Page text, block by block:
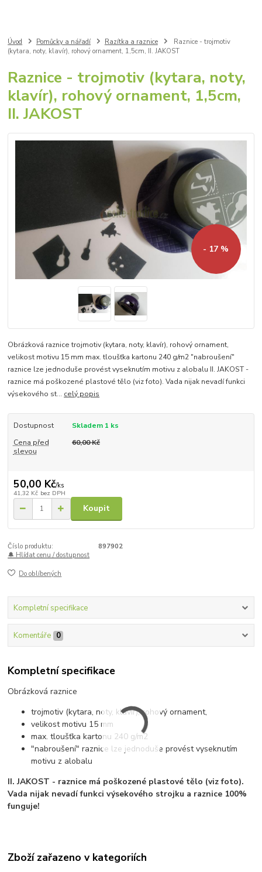
Úvod Pomůcky a nářadí Razítka a raznice
Raznice - trojmotiv
(kytara, noty, klavír), rohový ornament, 1,5cm, II. JAKOST
Raznice - trojmotiv (kytara, noty,
klavír), rohový ornament, 1,5cm,
II. JAKOST
- 17 %
Obrázková raznice trojmotiv (kytara, noty, klavír), rohový ornament,
velikost motivu 15 mm max. tloušťka kartonu 240 g/m2 "nabroušení"
raznice lze jednoduše provést vyseknutím motivu z alobalu II. JAKOST -
raznice má poškozené plastové tělo (viz foto). Vada nijak nevadí funkci
výsekového st... celý popis
Dostupnost
Skladem 1 ks
Cena před
slevou
60,00 Kč
50,00 Kč/ks
41,32 Kč bez DPH
Koupit
Číslo produktu:
897902
🔔 Hlídat cenu / dostupnost
Do oblíbených
Kompletní specifikace
Komentáře 0
Kompletní specifikace
Obrázková raznice
trojmotiv (kytara, noty, klavír), rohový ornament,
velikost motivu 15 mm
max. tloušťka kartonu 240 g/m2
"nabroušení" raznice lze jednoduše provést vyseknutím
motivu z alobalu
II. JAKOST - raznice má poškozené plastové tělo (viz foto).
Vada nijak nevadí funkci výsekového strojku a raznice 100%
funguje!
Zboží zařazeno v kategoriích